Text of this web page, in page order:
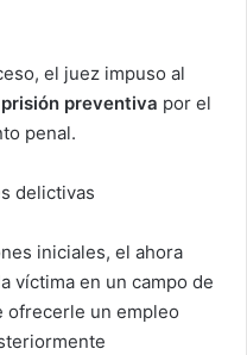
el juez impuso al
prisión preventiva por el
penal.
delictivas
iniciales, el ahora
víctima en un campo de
ofrecerle un empleo